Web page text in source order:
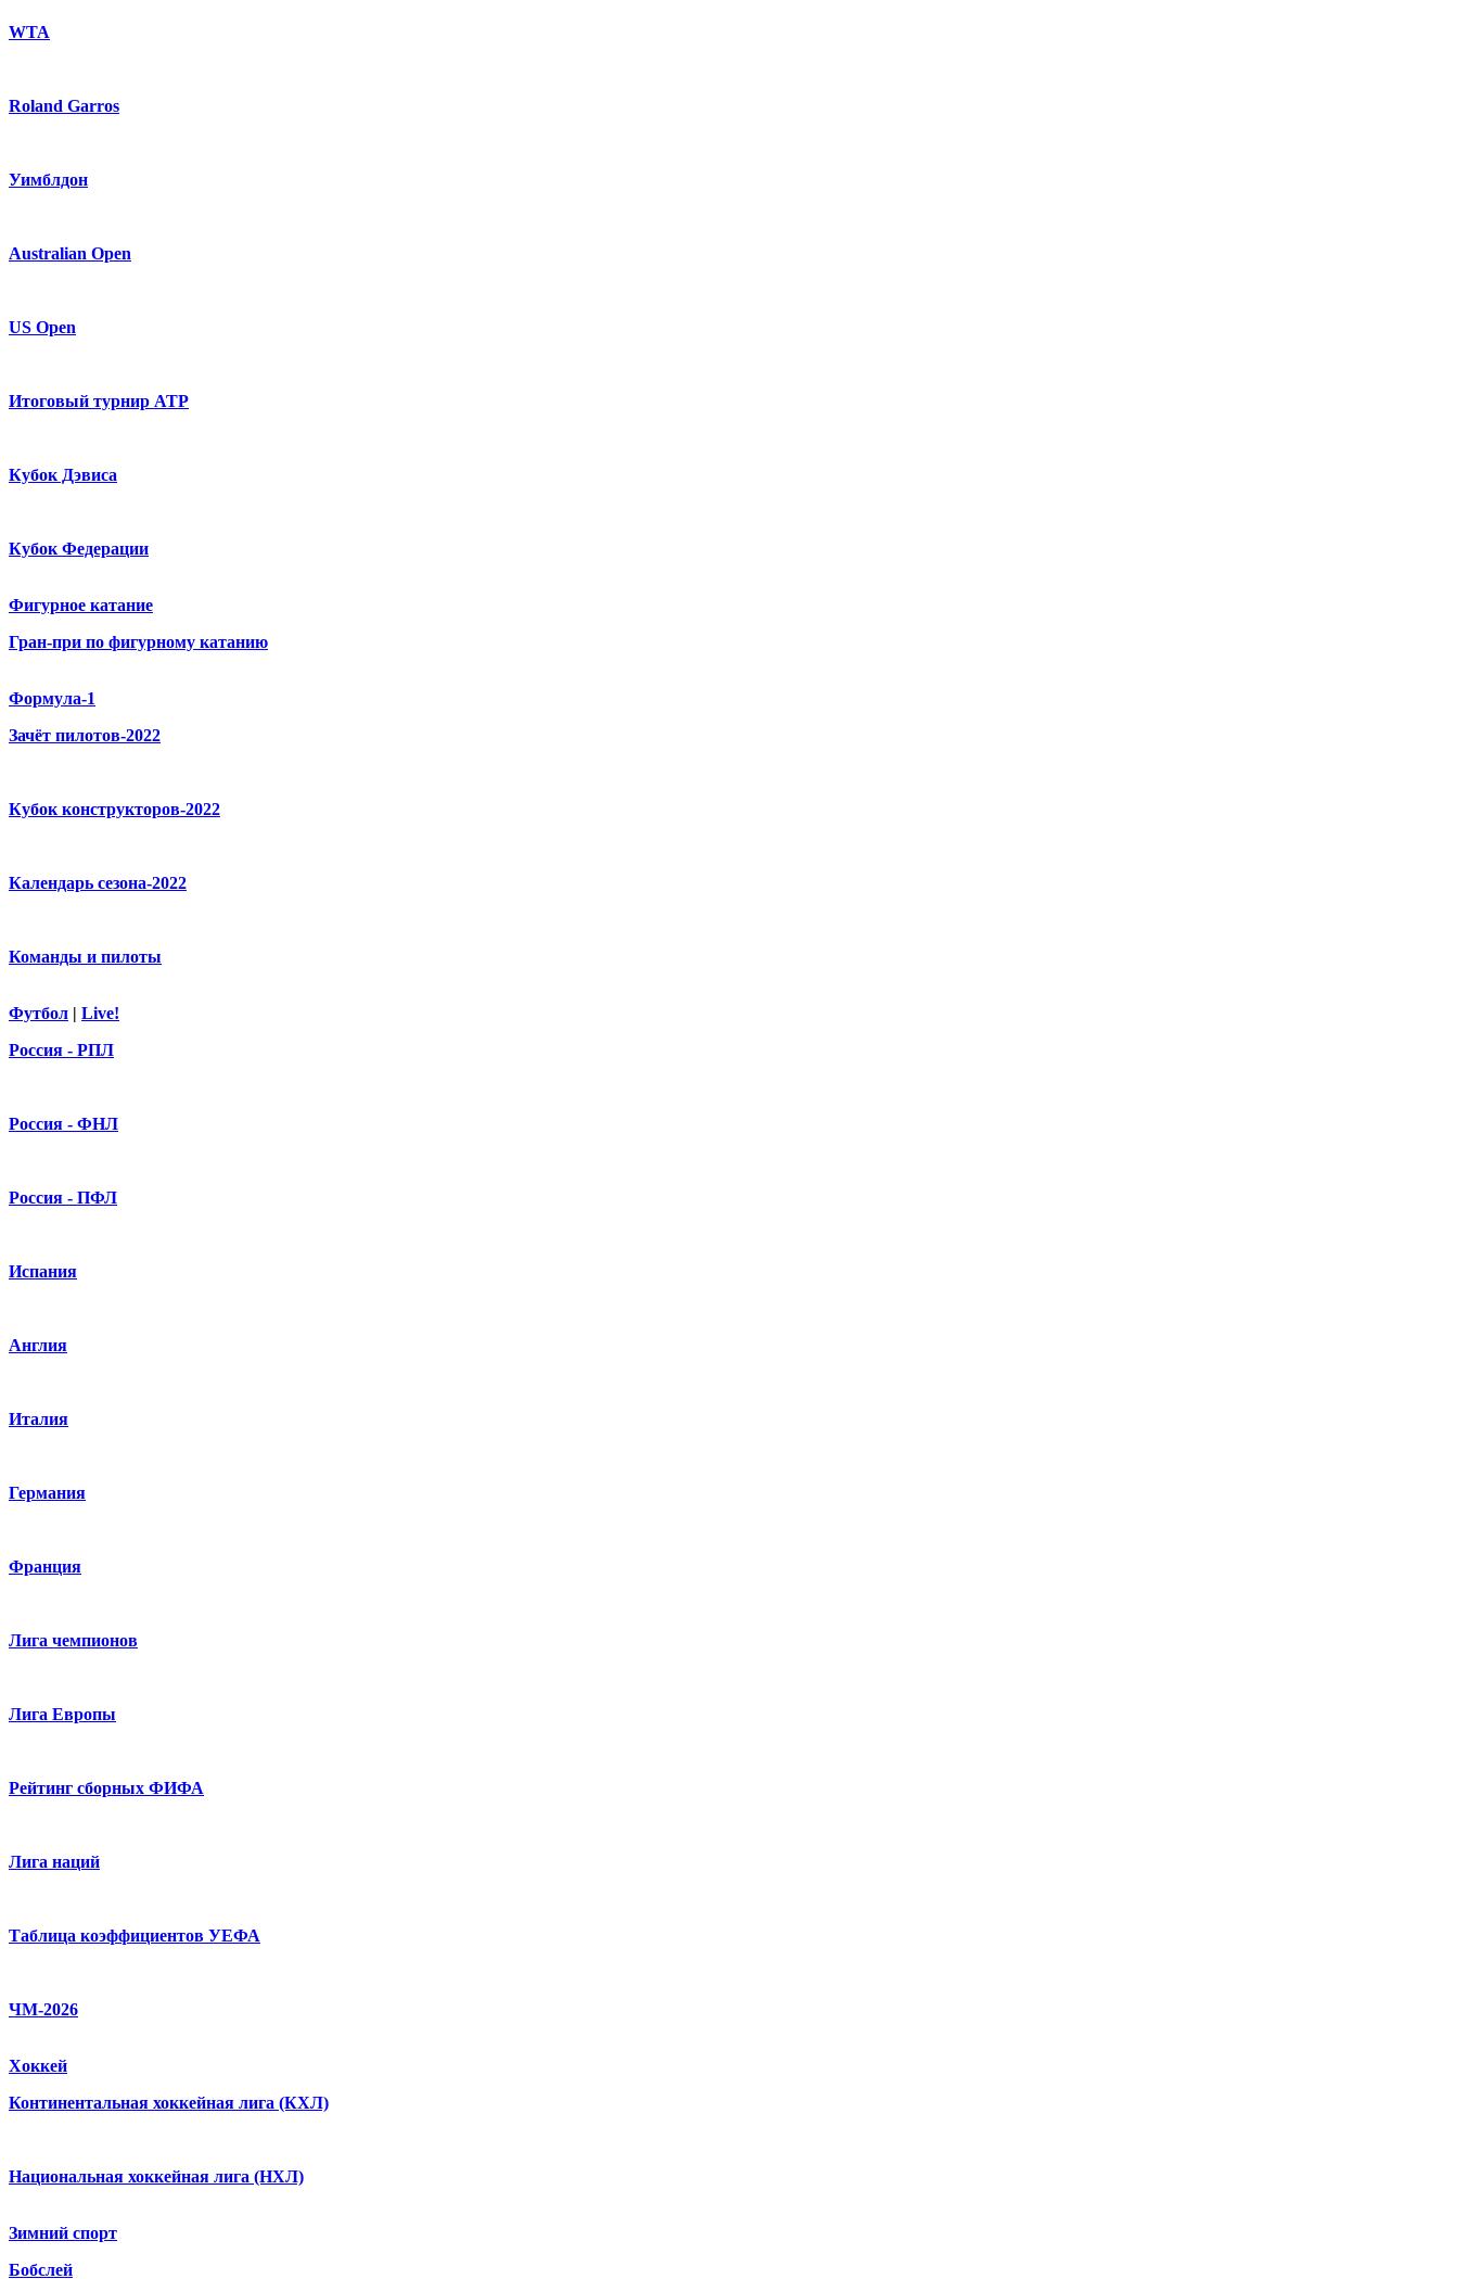
WTA
Roland Garros
Уимблдон
Australian Open
US Open
Итоговый турнир ATP
Кубок Дэвиса
Кубок Федерации
Фигурное катание
Гран-при по фигурному катанию
Формула-1
Зачёт пилотов-2022
Кубок конструкторов-2022
Календарь сезона-2022
Команды и пилоты
Футбол | Live!
Россия - РПЛ
Россия - ФНЛ
Россия - ПФЛ
Испания
Англия
Италия
Германия
Франция
Лига чемпионов
Лига Европы
Рейтинг сборных ФИФА
Лига наций
Таблица коэффициентов УЕФА
ЧМ-2026
Хоккей
Континентальная хоккейная лига (КХЛ)
Национальная хоккейная лига (НХЛ)
Зимний спорт
Бобслей